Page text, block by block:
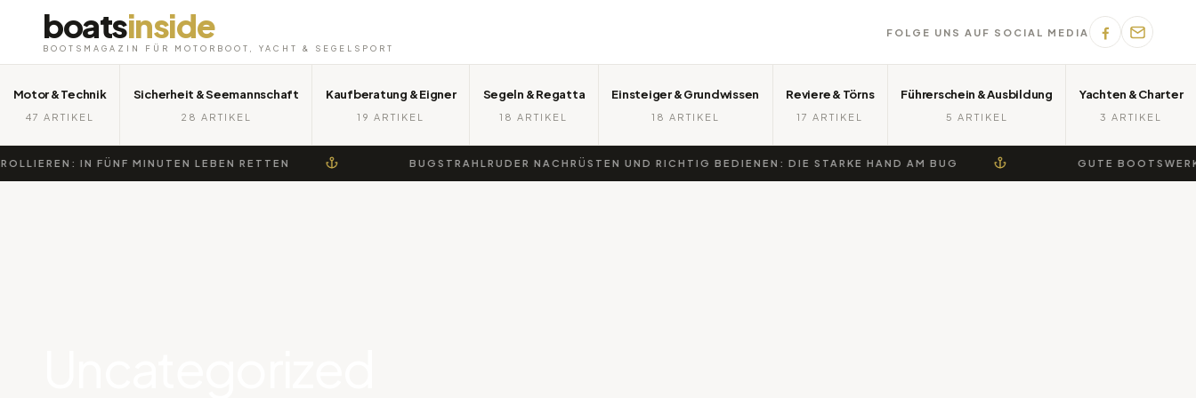
boatsinside
BOOTSMAGAZIN FÜR MOTORBOOT, YACHT & SEGELSPORT
FOLGE UNS AUF SOCIAL MEDIA
Motor & Technik
47 ARTIKEL
Sicherheit & Seemannschaft
28 ARTIKEL
Kaufberatung & Eigner
19 ARTIKEL
Segeln & Regatta
18 ARTIKEL
Einsteiger & Grundwissen
18 ARTIKEL
Reviere & Törns
17 ARTIKEL
Führerschein & Ausbildung
5 ARTIKEL
Yachten & Charter
3 ARTIKEL
IN FÜNF MINUTEN LEBEN RETTEN BUGSTRAHLRUDER NACHRÜSTEN UND RICHTIG BEDIENEN: DIE STARKE HAND AM BUG GUTE